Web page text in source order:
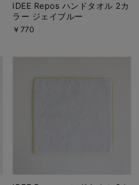
IDEE Repos ハンドタオル 2カ
ラー ジェイブルー
￥770